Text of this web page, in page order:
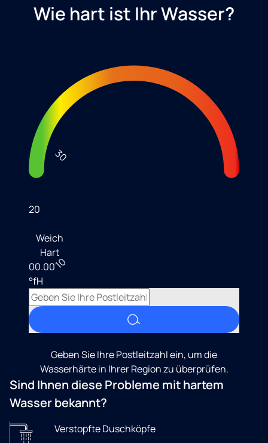
Wie hart ist Ihr Wasser?
10
20
30
Weich
Hart
00.00
°fH
Geben Sie Ihre Postleitzahl ein, um die
Wasserhärte in Ihrer Region zu überprüfen.
Sind Ihnen diese Probleme mit hartem
Wasser bekannt?
Verstopfte Duschköpfe